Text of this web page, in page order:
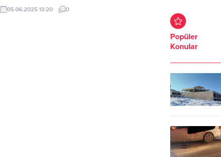
Hemşehrilerim, Millet olarak
dayanışma, birlik ve
05.06.2025 13:20 0
Popüler
Konular